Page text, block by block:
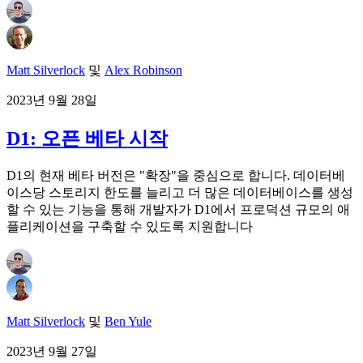
Matt Silverlock 및 Alex Robinson
2023년 9월 28일
D1: 오픈 베타 시작
D1의 현재 베타 버전은 "확장"을 중심으로 합니다. 데이터베
이스당 스토리지 한도를 늘리고 더 많은 데이터베이스를 생성
할 수 있는 기능을 통해 개발자가 D1에서 프로덕션 규모의 애
플리케이션을 구축할 수 있도록 지원합니다
Matt Silverlock 및 Ben Yule
2023년 9월 27일